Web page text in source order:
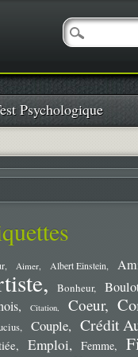
Psychologique
Aimer Albert Einstein
Bonheur
Citation Coeur
Couple Crédit
Emploi Femme